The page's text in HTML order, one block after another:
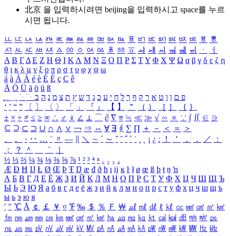
北京 을 입력하시려면 beijing을 입력하시고 space를 누르
시면 됩니다.
ㅥ ㅦ ㅧ ㅨ ㅩ ㅪ ㅫ ㅬ ㅭ ㅮ ㅯ ㅰ ㅱ ㅲ ㅳ ㅴ ㅵ ㅶ ㅷ ㅸ
ㅹ
ㅺ ㅻ ㅼ ㅽ ㅾ ㅿ ㆀ ㆁ ㆂ ㆃ ㆄ ㆅ ㆆ ㆇ ㆈ ㆉ ㆊ ㆋ ㆌ ㆍ
ㆎ
Α Β ΓΔ Ε Ζ Η Θ Ι ΚΛ Μ Ν Ξ Ο Π Ρ Σ ΤΥ Φ Χ Ψ Ω α β γ δ ε ζ η
θ ι κ λ μ ν ξ ο π ρ σ τ υ φ χ ψ ω
á à Á À é è É È ç Ç ê
Ä Ö Ü ä ö ü ß
ִֶֹ ֻּ ׁׂ פ ם ן ו ט א ר ק ף ך ל ח י ע כ ג ד ש ץ ת צ מ נ ה ב
‘ ’ “ ” 〔 〕 〈 〉 「 」 『 』 【 】 ＂ （ ） ［ ］ ｛ ｝
± × ÷ ≠ ≤ ≥ ∞ ∴ ♂ ♀ ∠ ⊥ ⌒ ∂ ∇ ≡ ≒ ≪ ≫ √ ∽ ∝ ∵ ∫ ∬ ∈ ∋
⊆ ⊇ ⊂ ⊃ ∪ ∩ ∧ ∨ ￢ ⇒ ⇔ ∀ ∃ ∮ ∑ ∏ ＋ － ＜ ＝
＞
、
。 · ‥ … ¨ 〃 ― ＼ ∼ ´ ～ ˇ ˘ ˝ ˚ ˙ ¸ ¡ ¿ ː ！ ＇ ， ． ／
：
；
？ ＾ ｀
½ ⅓ ⅔ ¼ ¾ ⅛ ⅜ ⅝ ⅞ ¹ ² ³ ⁴ ⁿ ₁ ₂ ₃ ₄
Æ Ð Ħ Ĳ Ł Ø Œ Þ Ŧ Ŋ æ đ ð ħ ı ĳ ĸ ŀ ł ø œ ß þ ŧ ŋ ŉ
А Б В Г Д Е Ё Ж З И Й К Л М Н О П Р С Т У Ф Х Ц Ч Ш Щ Ъ
Ы Ь Э Ю Я а б в г д е ё ж з и й к л м н о п р с т у ф х ц ч ш щ ъ
ы ь э ю я
′ ″ ℃ Å ￠ ￡ ￥ ¤ ℉ ‰ ＄ ％ Ｆ ￦ ㎕ ㎖ ㎗ ℓ ㎘ ㏄ ㎣ ㎤ ㎥ ㎦
㎙ ㎚ ㎛ ㎜ ㎝ ㎞ ㎟ ㎠ ㎡ ㎢ ㏊ ㎍ ㎎ ㎏ ㏏ ㎈ ㎉ ㏈ ㎧ ㎨ ㎰
㎱ ㎲ ㎳ ㎴ ㎵ ㎶ ㎷ ㎸ ㎹ ㎀ ㎁ ㎂ ㎃ ㎄ ㎺ ㎻ ㎽ ㎾ ㎿ ㎐ ㎑